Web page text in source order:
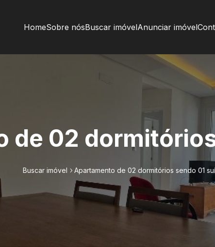
HomeSobre nósBuscar imóvelAnunciar imóvel
de 02
Buscar imóvel Apartamento de 02 dormitórios sendo 01